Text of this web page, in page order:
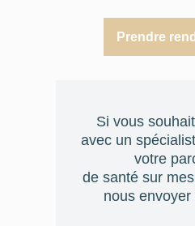
Prendre
Si vous
avec un
votre
de santé sur
nous envoyer